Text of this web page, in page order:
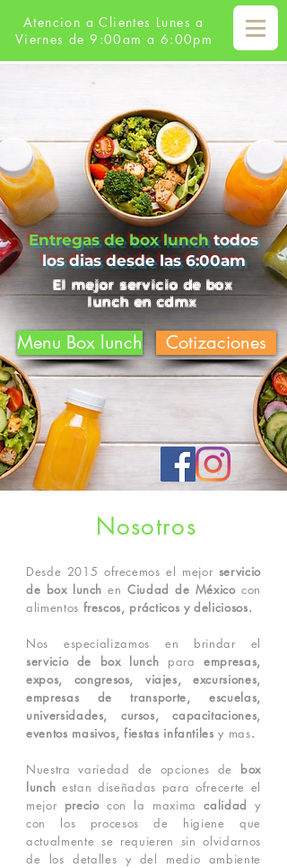
Atencion a Clientes Lunes a
Viernes de 9:00am a 6:00pm
Entregas de box lunch todos
los dias desde las 6:00am
El mejor servicio de box
lunch en cdmx
Menu Box lunch Cotizaciones
Nosotros
Desde 2015 ofrecemos el mejor servicio
de box lunch enCiudad de Méxicocon
alimentos frescos, prácticos y deliciosos.
Nos especializamos en brindar el
servicio de box lunch para empresas,
expos, congresos, viajes, excursiones,
empresas de transporte, escuelas,
universidades, cursos, capacitaciones,
eventos masivos, fiestas infantilesy mas.
Nuestra variedad de opciones de box
lunch estan diseñadas para ofrecerte el
mejor preciocon la maximacalidad y
con los procesos de higiene que
actualmente se requieren sin olvidarnos
de los detalles y del medio ambiente